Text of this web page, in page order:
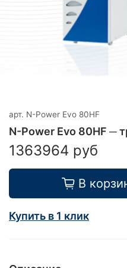
арт. N-Power Evo 80HF
N-Power Evo 80HF ─
1363964 руб
В
Купить в 1 клик